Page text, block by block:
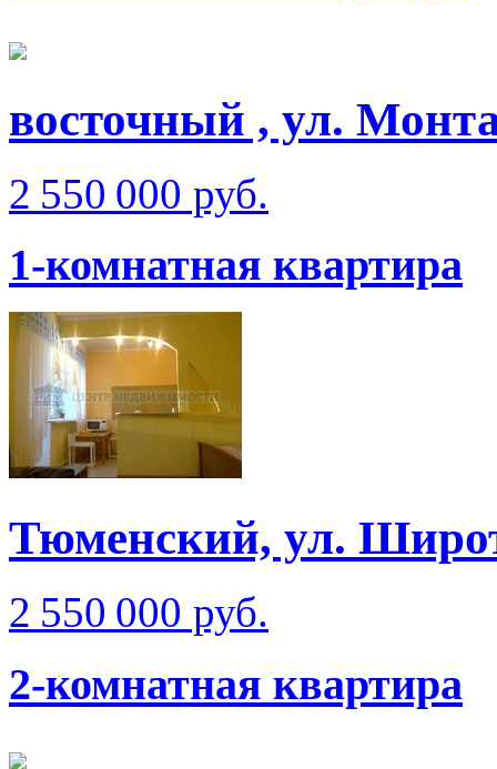
восточный , ул.
2 550 000 руб.
1-комнатная квартира
Тюменский, ул.
2 550 000 руб.
2-комнатная квартира